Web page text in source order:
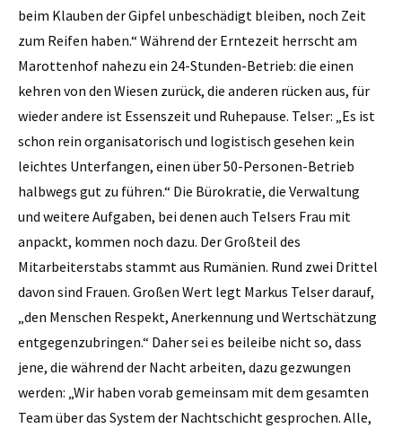
beim Klauben der Gipfel unbeschädigt bleiben, noch Zeit
zum Reifen haben.“ Während der Erntezeit herrscht am
Marottenhof nahezu ein 24-Stunden-Betrieb: die einen
kehren von den Wiesen zurück, die anderen rücken aus, für
wieder andere ist Essenszeit und Ruhepause. Telser: „Es ist
schon rein organisatorisch und logistisch gesehen kein
leichtes Unterfangen, einen über 50-Personen-Betrieb
halbwegs gut zu führen.“ Die Bürokratie, die Verwaltung
und weitere Aufgaben, bei denen auch Telsers Frau mit
anpackt, kommen noch dazu. Der Großteil des
Mitarbeiterstabs stammt aus Rumänien. Rund zwei Drittel
davon sind Frauen. Großen Wert legt Markus Telser darauf,
„den Menschen Respekt, Anerkennung und Wertschätzung
entgegenzubringen.“ Daher sei es beileibe nicht so, dass
jene, die während der Nacht arbeiten, dazu gezwungen
werden: „Wir haben vorab gemeinsam mit dem gesamten
Team über das System der Nachtschicht gesprochen. Alle,